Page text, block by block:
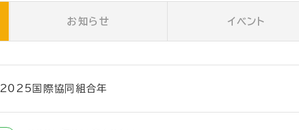
お知らせ イベント
2025国際協同組合年